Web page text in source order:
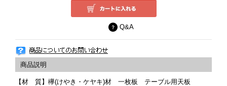
Q&A
【材 質】欅(けやき・ケヤキ)材 一枚板 テーブル用天板